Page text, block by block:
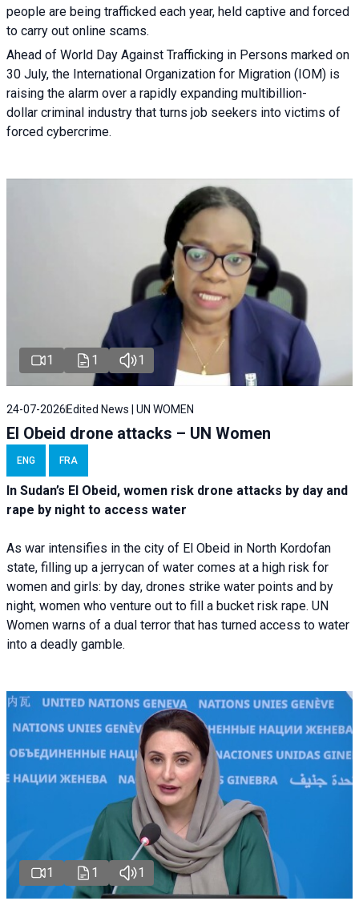
people are being trafficked each year, held captive and forced
to carry out online scams.
Ahead of World Day Against Trafficking in Persons marked on
30 July, the International Organization for Migration (IOM) is
raising the alarm over a rapidly expanding multibillion-
dollar criminal industry that turns job seekers into victims of
forced cybercrime.
1 1 1
24-07-2026 Edited News | UN WOMEN
El Obeid drone attacks – UN Women
ENG FRA
In Sudan’s El Obeid, women risk drone attacks by day and
rape by night to access water
As war intensifies in the city of El Obeid in North Kordofan
state, filling up a jerrycan of water comes at a high risk for
women and girls: by day, drones strike water points and by
night, women who venture out to fill a bucket risk rape. UN
Women warns of a dual terror that has turned access to water
into a deadly gamble.
1 1 1